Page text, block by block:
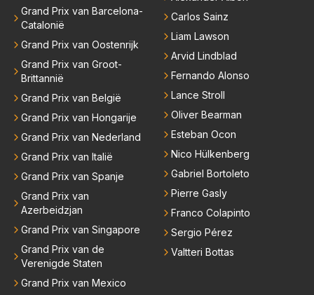
Grand Prix van Barcelona-
Catalonië
Grand Prix van Oostenrijk
Grand Prix van Groot-
Brittannië
Grand Prix van België
Grand Prix van Hongarije
Grand Prix van Nederland
Grand Prix van Italië
Grand Prix van Spanje
Grand Prix van
Azerbeidzjan
Grand Prix van Singapore
Grand Prix van de
Verenigde Staten
Grand Prix van Mexico
Carlos Sainz
Liam Lawson
Arvid Lindblad
Fernando Alonso
Lance Stroll
Oliver Bearman
Esteban Ocon
Nico Hülkenberg
Gabriel Bortoleto
Pierre Gasly
Franco Colapinto
Sergio Pérez
Valtteri Bottas